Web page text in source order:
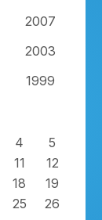
2007
2003
1999
4
5
11
12
18
19
25
26